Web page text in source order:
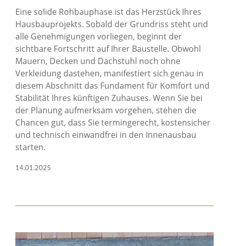
Eine solide Rohbauphase ist das Herzstück Ihres
Hausbauprojekts. Sobald der Grundriss steht und
alle Genehmigungen vorliegen, beginnt der
sichtbare Fortschritt auf Ihrer Baustelle. Obwohl
Mauern, Decken und Dachstuhl noch ohne
Verkleidung dastehen, manifestiert sich genau in
diesem Abschnitt das Fundament für Komfort und
Stabilität Ihres künftigen Zuhauses. Wenn Sie bei
der Planung aufmerksam vorgehen, stehen die
Chancen gut, dass Sie termingerecht, kostensicher
und technisch einwandfrei in den Innenausbau
starten.
14.01.2025